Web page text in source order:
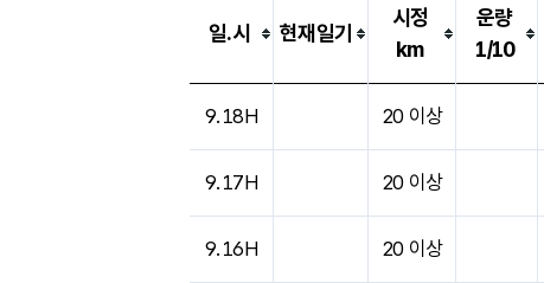
일.시 현재일기
시정
km
운량
1/10
9.18H 20 이상
9.17H 20 이상
9.16H 20 이상